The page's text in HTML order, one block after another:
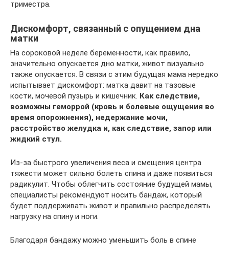
триместра.
Дискомфорт, связанный с опущением дна
матки
На сороковой неделе беременности, как правило,
значительно опускается дно матки, живот визуально
также опускается. В связи с этим будущая мама нередко
испытывает дискомфорт: матка давит на тазовые
кости, мочевой пузырь и кишечник. Как следствие,
возможны геморрой (кровь и болевые ощущения во
время опорожнения), недержание мочи,
расстройство желудка и, как следствие, запор или
жидкий стул.
Из-за быстрого увеличения веса и смещения центра
тяжести может сильно болеть спина и даже появиться
радикулит. Чтобы облегчить состояние будущей мамы,
специалисты рекомендуют носить бандаж, который
будет поддерживать живот и правильно распределять
нагрузку на спину и ноги.
Благодаря бандажу можно уменьшить боль в спине